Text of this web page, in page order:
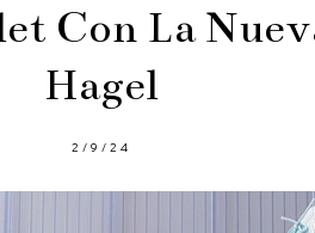
Con La
Hagel
2/9/24